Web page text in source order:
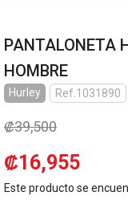
PANTALONETA
HOMBRE
Hurley Ref.1031890
₡39,500
₡16,955
Este producto se